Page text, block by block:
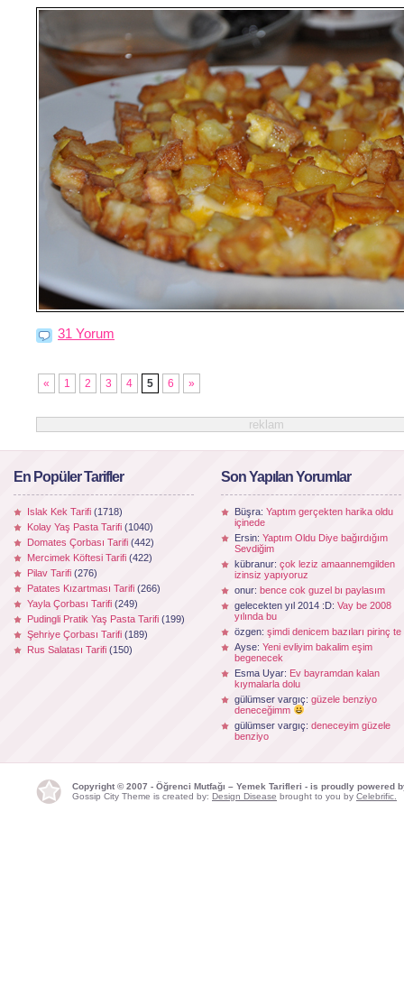
31 Yorum
« 1 2 3 4 5 6 »
reklam
En Popüler Tarifler
Islak Kek Tarifi (1718)
Kolay Yaş Pasta Tarifi (1040)
Domates Çorbası Tarifi (442)
Mercimek Köftesi Tarifi (422)
Pilav Tarifi (276)
Patates Kızartması Tarifi (266)
Yayla Çorbası Tarifi (249)
Pudingli Pratik Yaş Pasta Tarifi (199)
Şehriye Çorbası Tarifi (189)
Rus Salatası Tarifi (150)
Son Yapılan Yorumlar
Büşra: Yaptım gerçekten harika oldu
içinede
Ersin: Yaptım Oldu Diye bağırdığım
Sevdiğim
kübranur: çok leziz amaannemgilden
izinsiz yapıyoruz
onur: bence cok guzel bı paylasım
gelecekten yıl 2014 :D: Vay be 2008
yılında bu
özgen: şimdi denicem bazıları pirinç te
Ayse: Yeni evliyim bakalim eşim
begenecek
Esma Uyar: Ev bayramdan kalan
kıymalarla dolu
gülümser vargıç: güzele benziyo
deneceğimm
gülümser vargıç: deneceyim güzele
benziyo
Copyright © 2007 - Öğrenci Mutfağı – Yemek Tarifleri - is proudly powered
Gossip City Theme is created by: Design Disease brought to you by Celebrific.